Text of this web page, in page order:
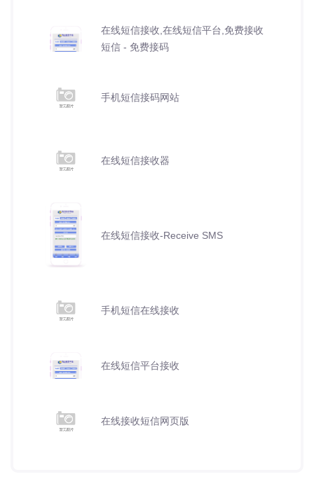
在线短信接收,在线短信平台,免费接收
短信 - 免费接码
手机短信接码网站
在线短信接收器
在线短信接收-Receive SMS
手机短信在线接收
在线短信平台接收
在线接收短信网页版